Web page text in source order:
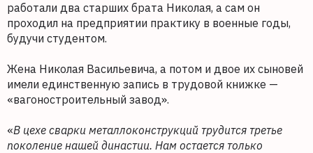
работали два старших брата Николая, а сам он
проходил на предприятии практику в военные годы,
будучи студентом.
Жена Николая Васильевича, а потом и двое их сыновей
имели единственную запись в трудовой книжке —
«вагоностроительный завод».
«В цехе сварки металлоконструкций трудится третье
поколение нашей династии. Нам остается только